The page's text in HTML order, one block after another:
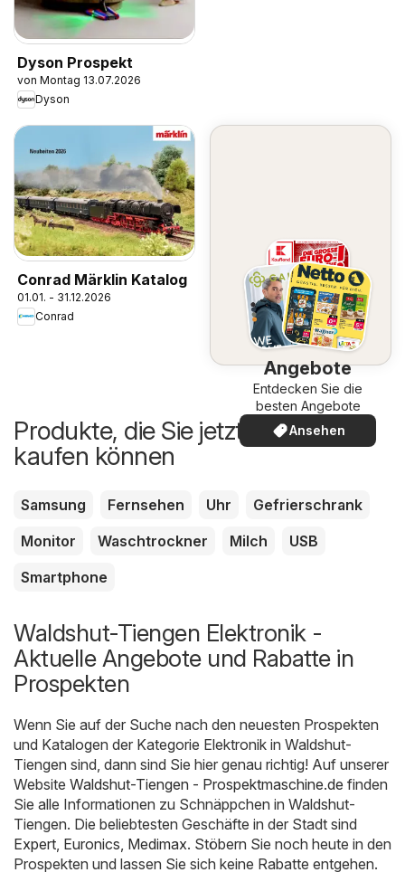
Dyson Prospekt
von Montag 13.07.2026
Dyson
Conrad Märklin Katalog
01.01. - 31.12.2026
Conrad
Angebote
Entdecken Sie die
besten Angebote
Ansehen
Produkte, die Sie jetzt günstiger
kaufen können
Samsung Fernsehen Uhr
Gefrierschrank
Monitor
Waschtrockner Milch
USB
Smartphone
Waldshut-Tiengen Elektronik -
Aktuelle Angebote und Rabatte in
Prospekten
Wenn Sie auf der Suche nach den neuesten Prospekten
und Katalogen der Kategorie Elektronik in Waldshut-
Tiengen sind, dann sind Sie hier genau richtig! Auf unserer
Website Waldshut-Tiengen - Prospektmaschine.de finden
Sie alle Informationen zu Schnäppchen in Waldshut-
Tiengen. Die beliebtesten Geschäfte in der Stadt sind
Expert Euronics Medimax. Stöbern Sie noch heute in den
Prospekten und lassen Sie sich keine Rabatte entgehen.